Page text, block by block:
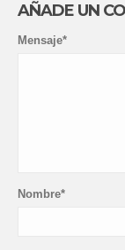
AÑADE UN
Mensaje*
Nombre*